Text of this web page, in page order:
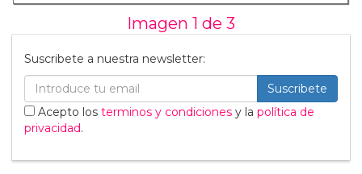
Imagen 1 de 3
Suscribete a nuestra newsletter:
Suscribete
Acepto los terminos y condiciones y la política de
privacidad.